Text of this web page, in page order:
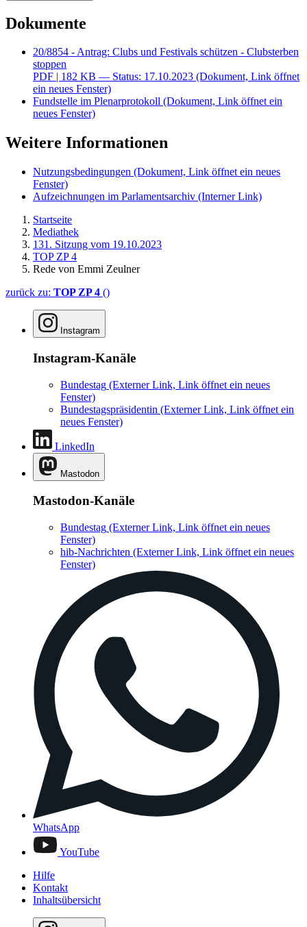
Dokumente
20/8854 - Antrag: Clubs und Festivals schützen - Clubsterben
stoppen
PDF | 182 KB — Status: 17.10.2023 (Dokument, Link öffnet
ein neues Fenster)
Fundstelle im Plenarprotokoll (Dokument, Link öffnet ein
neues Fenster)
Weitere Informationen
Nutzungsbedingungen (Dokument, Link öffnet ein neues
Fenster)
Aufzeichnungen im Parlamentsarchiv (Interner Link)
Startseite
Mediathek
131. Sitzung vom 19.10.2023
TOP ZP 4
Rede von Emmi Zeulner
zurück zu: TOP ZP 4 ()
Instagram
Instagram-Kanäle
Bundestag (Externer Link, Link öffnet ein neues
Fenster)
Bundestagspräsidentin (Externer Link, Link öffnet ein
neues Fenster)
LinkedIn
Mastodon
Mastodon-Kanäle
Bundestag (Externer Link, Link öffnet ein neues
Fenster)
hib-Nachrichten (Externer Link, Link öffnet ein neues
Fenster)
WhatsApp
YouTube
Hilfe
Kontakt
Inhaltsübersicht